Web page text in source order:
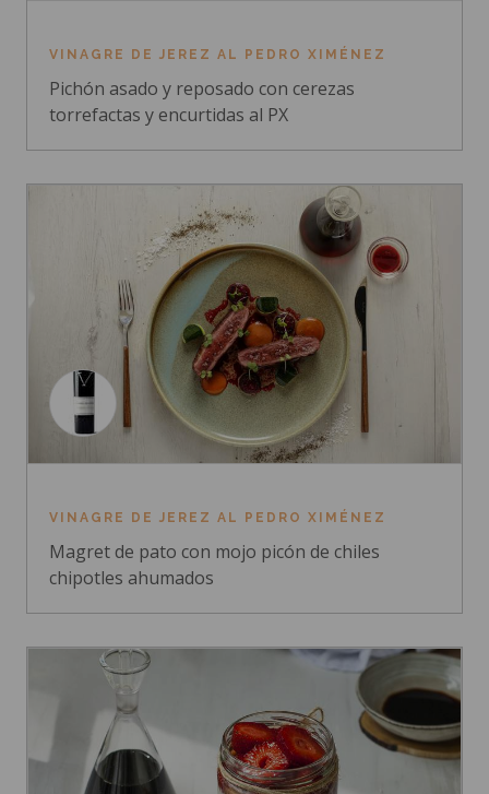
VINAGRE DE JEREZ AL PEDRO XIMÉNEZ
Pichón asado y reposado con cerezas
torrefactas y encurtidas al PX
VINAGRE DE JEREZ AL PEDRO XIMÉNEZ
Magret de pato con mojo picón de chiles
chipotles ahumados